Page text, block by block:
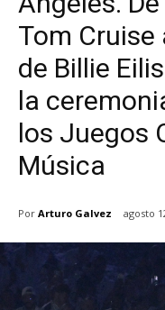
Tom
de Billie
la
los Juegos
Música
Por Arturo Galvez agosto